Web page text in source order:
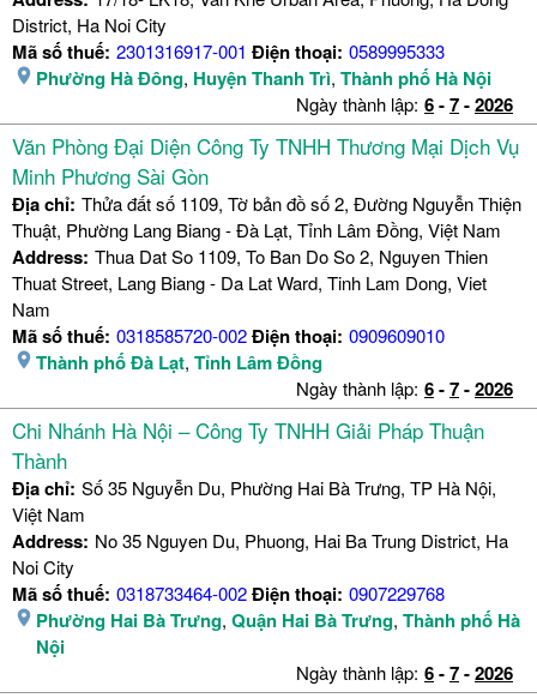
District, Ha Noi City
Mã số thuế: 2301316917-001 Điện thoại: 0589995333
Phường Hà Đông, Huyện Thanh Trì, Thành phố Hà Nội
Ngày thành lập: 6-7-2026
Văn Phòng Đại Diện Công Ty TNHH Thương Mại Dịch Vụ
Minh Phương Sài Gòn
Địa chỉ: Thửa đất số 1109, Tờ bản đồ số 2, Đường Nguyễn Thiện
Thuật, Phường Lang Biang - Đà Lạt, Tỉnh Lâm Đồng, Việt Nam
Address: Thua Dat So 1109, To Ban Do So 2, Nguyen Thien
Thuat Street, Lang Biang - Da Lat Ward, Tinh Lam Dong, Viet
Nam
Mã số thuế: 0318585720-002Điện thoại: 0909609010
Thành phố Đà Lạt, Tỉnh Lâm Đồng
Ngày thành lập: 6-7-2026
Chi Nhánh Hà Nội – Công Ty TNHH Giải Pháp Thuận
Thành
Địa chỉ: Số 35 Nguyễn Du, Phường Hai Bà Trưng, TP Hà Nội,
Việt Nam
Address: No 35 Nguyen Du, Phuong, Hai Ba Trung District, Ha
Noi City
Mã số thuế: 0318733464-002Điện thoại: 0907229768
Phường Hai Bà Trưng, Quận Hai Bà Trưng, Thành phố Hà
Nội
Ngày thành lập: 6-7-2026